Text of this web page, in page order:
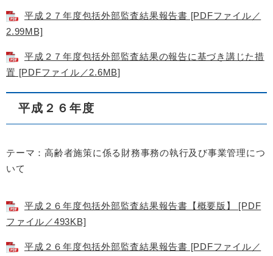
平成２７年度包括外部監査結果報告書 [PDFファイル／
2.99MB]
平成２７年度包括外部監査結果の報告に基づき講じた措
置 [PDFファイル／2.6MB]
平成２６年度
テーマ：高齢者施策に係る財務事務の執行及び事業管理につ
いて
平成２６年度包括外部監査結果報告書【概要版】 [PDF
ファイル／493KB]
平成２６年度包括外部監査結果報告書 [PDFファイル／